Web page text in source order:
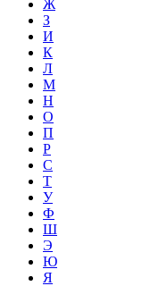
Ж
З
И
К
Л
М
Н
О
П
Р
С
Т
У
Ф
Ш
Э
Ю
Я